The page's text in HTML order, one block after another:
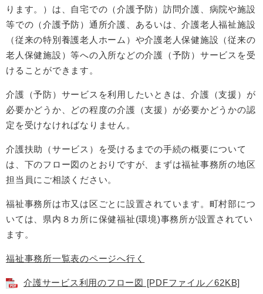
ります。）は、自宅での（介護予防）訪問介護、病院や施設
等での（介護予防）通所介護、あるいは、介護老人福祉施設
（従来の特別養護老人ホーム）や介護老人保健施設（従来の
老人保健施設）等への入所などの介護（予防）サービスを受
けることができます。
介護（予防）サービスを利用したいときは、介護（支援）が
必要かどうか、どの程度の介護（支援）が必要かどうかの認
定を受けなければなりません。
介護扶助（サービス）を受けるまでの手続の概要について
は、下のフロー図のとおりですが、まずは福祉事務所の地区
担当員にご相談ください。
福祉事務所は市又は区ごとに設置されています。町村部につ
いては、県内８カ所に保健福祉(環境)事務所が設置されてい
ます。
福祉事務所一覧表のページへ行く
介護サービス利用のフロー図 [PDFファイル／62KB]